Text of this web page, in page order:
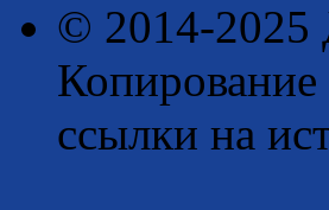
© 2014-2025
Копирование
ссылки на